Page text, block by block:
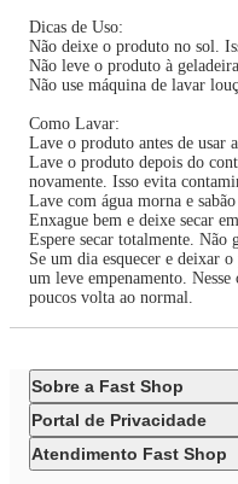
Dicas de Uso:
Não deixe o produto no sol.
Não leve o produto à
Não use máquina de lavar
Como Lavar:
Lave o produto antes de usar
Lave o produto depois do
novamente. Isso evita
Lave com água morna e
Enxague bem e deixe secar
Espere secar totalmente.
Se um dia esquecer e deixar
um leve empenamento.
poucos volta ao normal.
Sobre a Fast Shop
Portal de Privacidade
Atendimento Fast Shop